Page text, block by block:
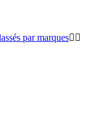
par marques 